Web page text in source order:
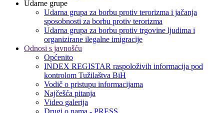
Udarne grupe
Udarna grupa za borbu protiv terorizma i jačanja
sposobnosti za borbu protiv terorizma
Udarna grupa za borbu protiv trgovine ljudima i
organizirane ilegalne imigracije
Odnosi s javnošću
Općenito
INDEX REGISTAR raspoloživih informacija pod
kontrolom Tužilaštva BiH
Vodič o pristupu informacijama
Najčešća pitanja
Video galerija